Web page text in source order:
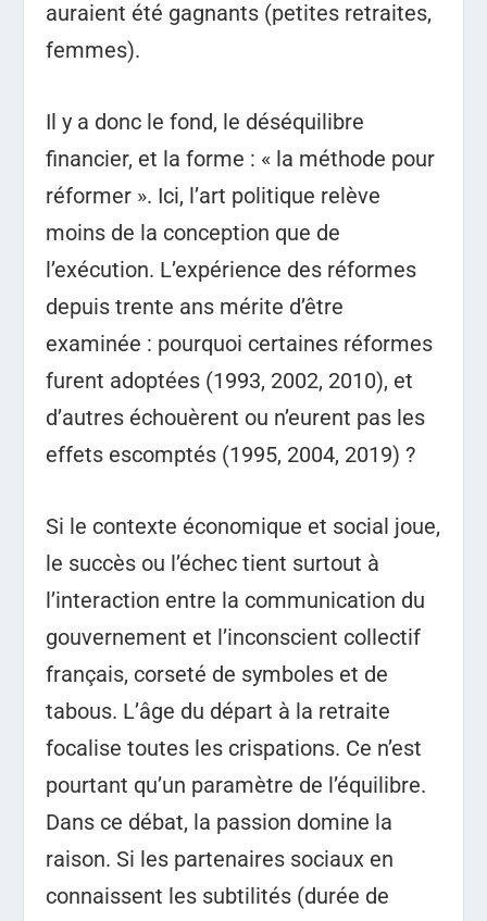
auraient été gagnants (petites retraites,
femmes).
Il y a donc le fond, le déséquilibre
financier, et la forme : « la méthode pour
réformer ». Ici, l’art politique relève
moins de la conception que de
l’exécution. L’expérience des réformes
depuis trente ans mérite d’être
examinée : pourquoi certaines réformes
furent adoptées (1993, 2002, 2010), et
d’autres échouèrent ou n’eurent pas les
effets escomptés (1995, 2004, 2019) ?
Si le contexte économique et social joue,
le succès ou l’échec tient surtout à
l’interaction entre la communication du
gouvernement et l’inconscient collectif
français, corseté de symboles et de
tabous. L’âge du départ à la retraite
focalise toutes les crispations. Ce n’est
pourtant qu’un paramètre de l’équilibre.
Dans ce débat, la passion domine la
raison. Si les partenaires sociaux en
connaissent les subtilités (durée de